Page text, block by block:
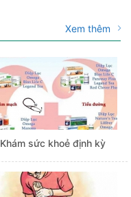
Xem thêm
Khám sức khoẻ định kỳ